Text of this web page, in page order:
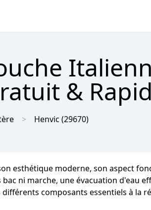
&
Henvic (29670)
esthétique moderne, son aspect
ni marche, une évacuation d'eau
composants essentiels à